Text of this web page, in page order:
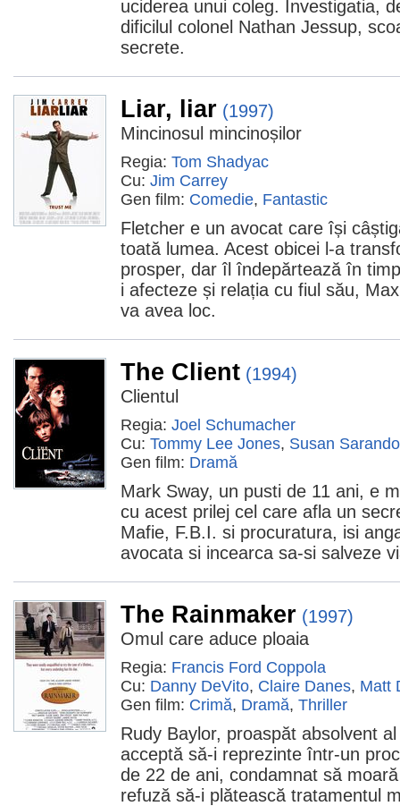
uciderea unui coleg. Investigatia,
dificilul colonel Nathan Jessup,
secrete.
Liar, liar (1997)
Mincinosul mincinoșilor
Regia: Tom Shadyac
Cu: Jim Carrey
Gen film: Comedie, Fantastic
Fletcher e un avocat care își
toată lumea. Acest obicei l-a
prosper, dar îl îndepărtează în
i afecteze și relația cu fiul său,
va avea loc.
The Client (1994)
Clientul
Regia: Joel Schumacher
Cu: Tommy Lee Jones, Susan
Gen film: Dramă
Mark Sway, un pusti de 11 ani, e
cu acest prilej cel care afla un
Mafie, F.B.I. si procuratura, isi
avocata si incearca sa-si salveze
The Rainmaker (1997)
Omul care aduce ploaia
Regia: Francis Ford Coppola
Cu: Danny DeVito, Claire Danes, Matt
Gen film: Crimă, Dramă, Thriller
Rudy Baylor, proaspăt absolvent
acceptă să-i reprezinte într-un
de 22 de ani, condamnat să
refuză să-i plătească tratamentul